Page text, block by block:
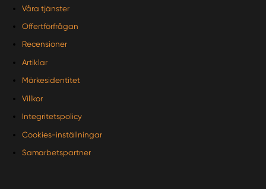
Våra tjänster
Offertförfrågan
Recensioner
Artiklar
Märkesidentitet
Villkor
Integritetspolicy
Cookies-inställningar
Samarbetspartner